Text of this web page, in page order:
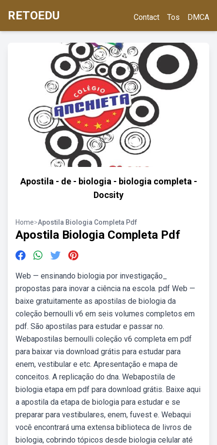
RETOEDU Contact Tos DMCA
Apostila - de - biologia - biologia completa -
Docsity
Home>Apostila Biologia Completa Pdf
Apostila Biologia Completa Pdf
Web — ensinando biologia por investigação_
propostas para inovar a ciência na escola. pdf Web —
baixe gratuitamente as apostilas de biologia da
coleção bernoulli v6 em seis volumes completos em
pdf. São apostilas para estudar e passar no.
Webapostilas bernoulli coleção v6 completa em pdf
para baixar via download grátis para estudar para
enem, vestibular e etc. Apresentação e mapa de
conceitos. A replicação do dna. Webapostila de
biologia etapa em pdf para download grátis. Baixe aqui
a apostila da etapa de biologia para estudar e se
preparar para vestibulares, enem, fuvest e. Webaqui
você encontrará uma extensa biblioteca de livros de
biologia, cobrindo tópicos desde biologia celular até